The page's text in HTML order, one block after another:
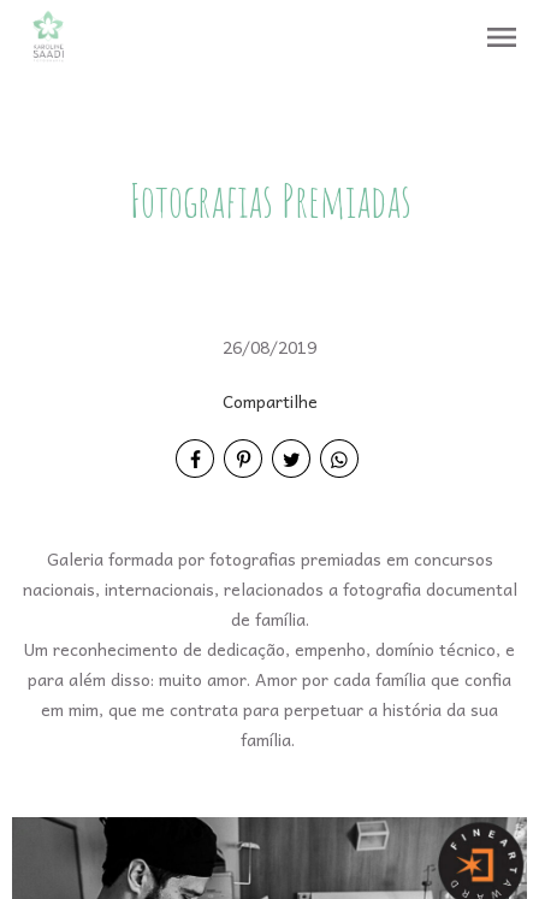
menu
Fotografias Premiadas
26/08/2019
Compartilhe
Galeria formada por fotografias premiadas em concursos
nacionais, internacionais, relacionados a fotografia documental
de família.
Um reconhecimento de dedicação, empenho, domínio técnico, e
para além disso: muito amor. Amor por cada família que confia
em mim, que me contrata para perpetuar a história da sua
família.